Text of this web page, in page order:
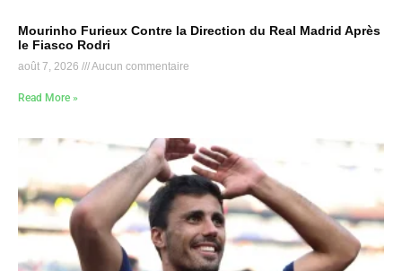
Mourinho Furieux Contre la Direction du Real Madrid Après
le Fiasco Rodri
août 7, 2026 Aucun commentaire
Read More »